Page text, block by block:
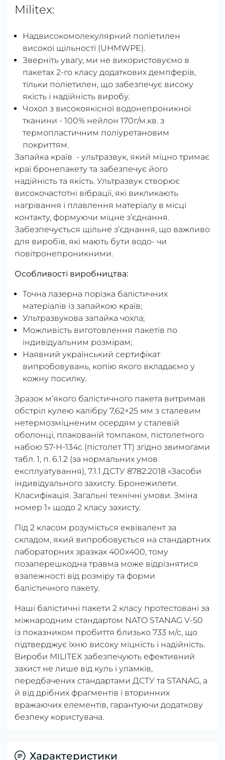
Militex:
Надвисокомолекулярний поліетилен
високої щільності (UHMWPE).
Зверніть увагу, ми не використовуємо в
пакетах 2-го класу додаткових демпферів,
тільки поліетилен, що забезпечує високу
якість і надійність виробу.
Чохол з високоякісної водонепроникної
тканини - 100% нейлон 170г/м.кв. з
термопластичним поліуретановим
покриттям.
Запайка країв - ультразвук, який міцно тримає
краї бронепакету та забезпечує його
надійність та якість. Ультразвук створює
високочастотні вібрації, які викликають
нагрівання і плавлення матеріалу в місці
контакту, формуючи міцне з’єднання.
Забезпечується щільне з’єднання, що важливо
для виробів, які мають бути водо- чи
повітронепроникними.
Особливості виробництва:
Точна лазерна порізка балістичних
матеріалів із запайкою країв;
Ультразвукова запайка чохла;
Можливість виготовлення пакетів по
індивідуальним розмірам;
Наявний український сертифікат
випробовувань, копію якого вкладаємо у
кожну посилку.
Зразок мʼякого балістичного пакета витримав
обстріл кулею калібру 7,62×25 мм з сталевим
нетермозміцненим осердям у сталевій
оболонці, плакованій томпаком, пістолетного
набою 57-Н-134с (пістолет ТТ) згідно звимогами
табл. 1, п. 6.1.2 (за нормальних умов
експлуатування), 7.1.1 ДСТУ 8782:2018 «Засоби
індивідуального захисту. Бронежилети.
Класифікація. Загальні технічні умови. Зміна
номер 1» щодо 2 класу захисту.
Під 2 класом розуміється еквівалент за
складом, який випробовується на стандартних
лабораторних зразках 400х400, тому
позаперешкодна травма може відрізнятися
взалежності від розміру та форми
балістичного пакету.
Наші балістичні пакети 2 класу протестовані за
міжнародним стандартом NATO STANAG V-50
із показником пробиття близько 733 м/с, що
підтверджує їхню високу міцність і надійність.
Вироби MILITEX забезпечують ефективний
захист не лише від куль і уламків,
передбачених стандартами ДСТУ та STANAG, а
й від дрібних фрагментів і вторинних
вражаючих елементів, гарантуючи додаткову
безпеку користувача.
Характеристики